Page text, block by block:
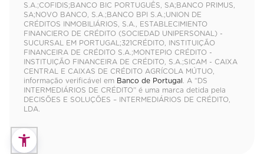
S.A.;COFIDIS;BANCO BIC PORTUGUÊS, SA;BANCO PRIMUS,
SA;NOVO BANCO, S.A.;BANCO BPI S.A.;UNION DE
CRÉDITOS INMOBILIÁRIOS, S.A., ESTABLECIMIENTO
FINANCIERO DE CRÉDITO (SOCIEDAD UNIPERSONAL) -
SUCURSAL EM PORTUGAL;321CRÉDITO, INSTITUIÇÃO
FINANCEIRA DE CRÉDITO S.A.;MONTEPIO CRÉDITO -
INSTITUIÇÃO FINANCEIRA DE CRÉDITO, S.A.;SICAM - CAIXA
CENTRAL E CAIXAS DE CRÉDITO AGRÍCOLA MÚTUO,
informação verificável em Banco de Portugal. A “DS
INTERMEDIÁRIOS DE CRÉDITO” é uma marca detida pela
DECISÕES E SOLUÇÕES – INTERMEDIÁRIOS DE CRÉDITO,
LDA.